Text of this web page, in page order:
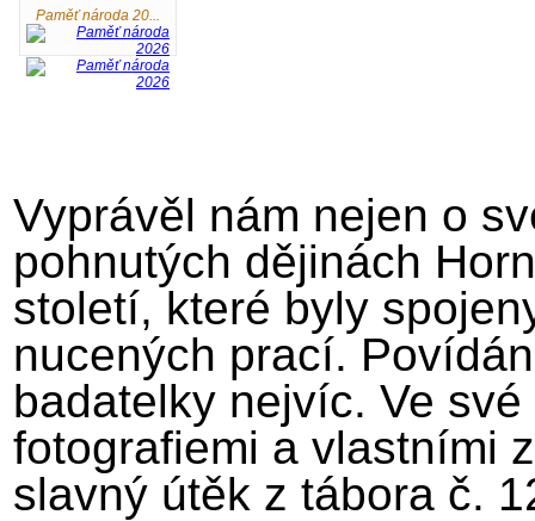
Paměť národa 20...
Vyprávěl nám nejen o
pohnutých dějinách
století, které byly
nucených prací.
badatelky nejvíc. Ve
fotografiemi a vlastními
slavný útěk z tábora č.